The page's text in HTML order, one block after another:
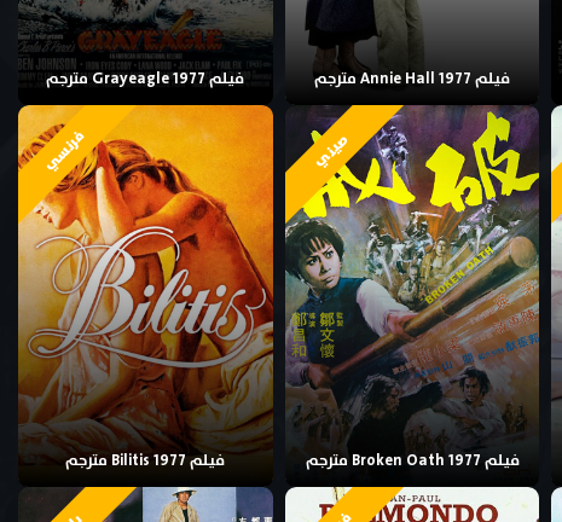
فيلم Annie Hall 1977 مترجم فيلم Grayeagle 1977 مترجم
صيني
فيلم Broken Oath 1977 مترجم
فرنسي
فيلم Bilitis 1977 مترجم